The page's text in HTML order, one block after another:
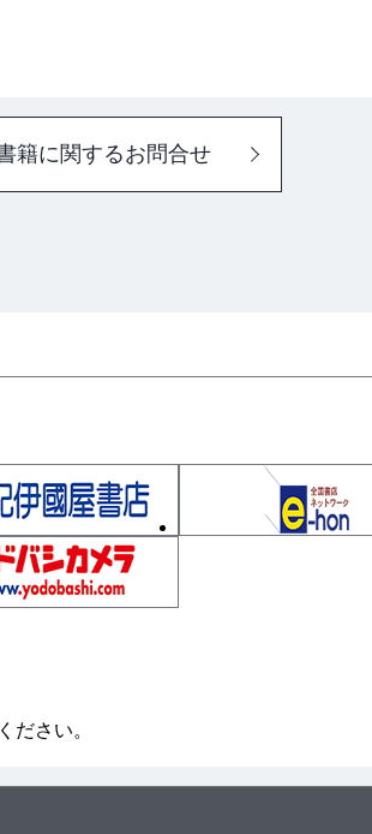
籍に関するお問合せ
ださい。